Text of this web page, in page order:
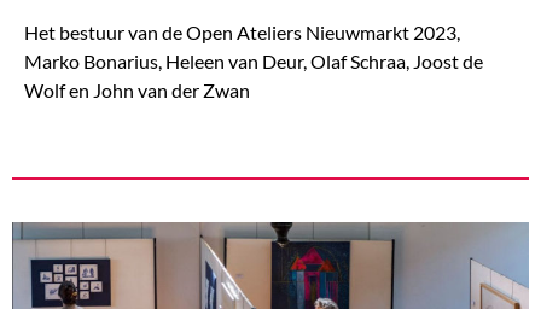
Het bestuur van de Open Ateliers Nieuwmarkt 2023,
Marko Bonarius, Heleen van Deur, Olaf Schraa, Joost de
Wolf en John van der Zwan